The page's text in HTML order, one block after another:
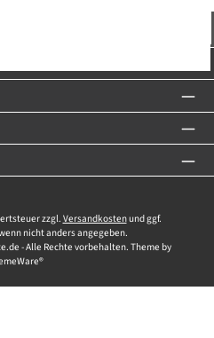
zzgl. Versandkostenund ggf.
nicht anders angegeben.
- Alle Rechte vorbehalten. Theme by